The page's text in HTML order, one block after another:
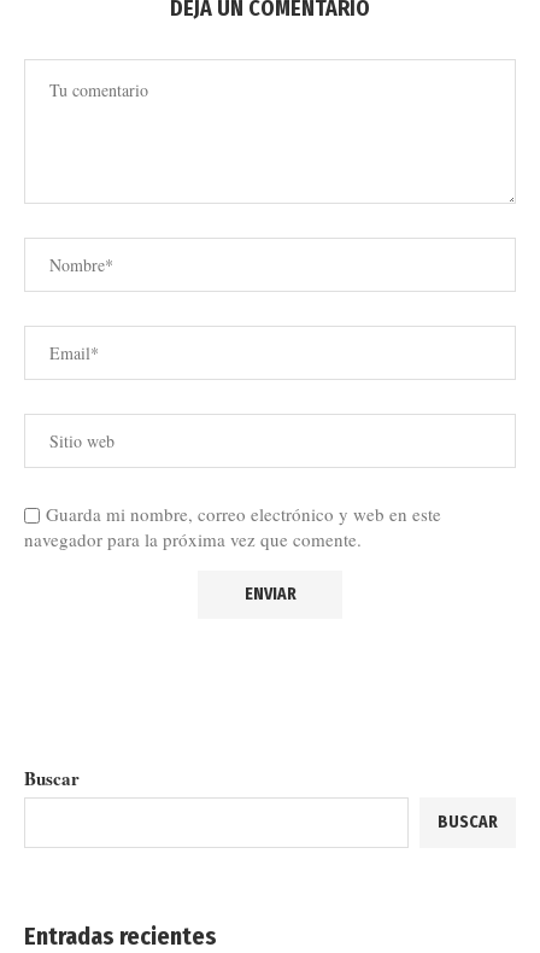
DEJA UN COMENTARIO
Guarda mi nombre, correo electrónico y web en este
navegador para la próxima vez que comente.
Buscar
BUSCAR
Entradas recientes